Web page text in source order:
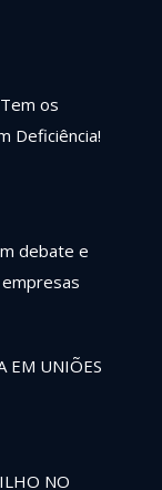
os
Deficiência!
debate e
EM UNIÕES
NO
Profissionais
certeza